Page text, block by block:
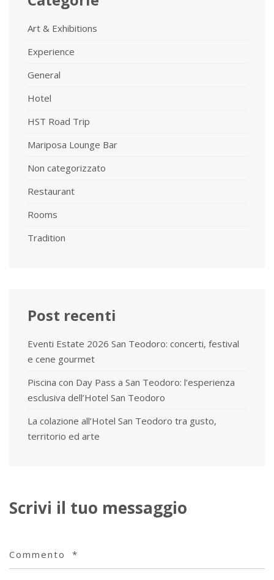
Art & Exhibitions
Experience
General
Hotel
HST Road Trip
Mariposa Lounge Bar
Non categorizzato
Restaurant
Rooms
Tradition
Post recenti
Eventi Estate 2026 San Teodoro: concerti, festival
e cene gourmet
Piscina con Day Pass a San Teodoro: l’esperienza
esclusiva dell’Hotel San Teodoro
La colazione all’Hotel San Teodoro tra gusto,
territorio ed arte
Scrivi il tuo messaggio
Commento *